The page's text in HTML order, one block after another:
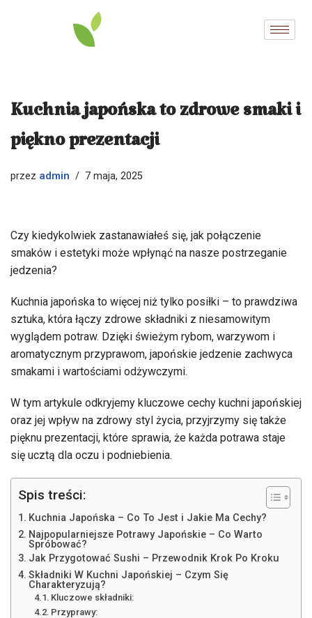
Kuchnia japońska to zdrowe smaki i
piękno prezentacji
przez admin 7 maja, 2025
Czy kiedykolwiek zastanawiałeś się, jak połączenie
smaków i estetyki może wpłynąć na nasze postrzeganie
jedzenia?
Kuchnia japońska to więcej niż tylko posiłki – to prawdziwa
sztuka, która łączy zdrowe składniki z niesamowitym
wyglądem potraw. Dzięki świeżym rybom, warzywom i
aromatycznym przyprawom, japońskie jedzenie zachwyca
smakami i wartościami odżywczymi.
W tym artykule odkryjemy kluczowe cechy kuchni japońskiej
oraz jej wpływ na zdrowy styl życia, przyjrzymy się także
pięknu prezentacji, które sprawia, że każda potrawa staje
się ucztą dla oczu i podniebienia.
Spis treści:
Kuchnia Japońska – Co To Jest i Jakie Ma Cechy?
Najpopularniejsze Potrawy Japońskie – Co Warto
Spróbować?
Jak Przygotować Sushi – Przewodnik Krok Po Kroku
Składniki W Kuchni Japońskiej – Czym Się
Charakteryzują?
Kluczowe składniki:
Przyprawy: